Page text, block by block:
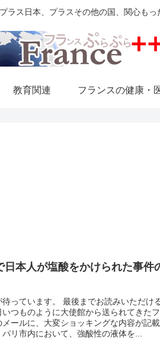
ラス日本、プラスその他の国、関心も
教育関連 フランスの健康・
日本人が塩酸をかけられた事件
っています。 最後までお読みいただけ
つものように大使館から送られてきた
ールに、大変ショッキングな内容が記
リ市内において、強酸性の液体を...